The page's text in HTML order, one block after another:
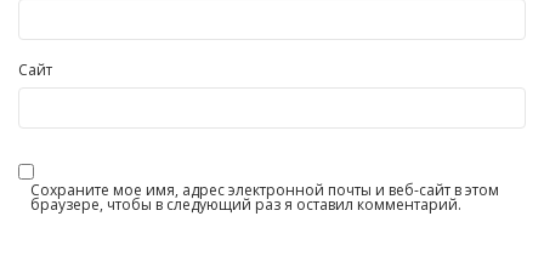
Сайт
Сохраните мое имя, адрес электронной почты и веб-сайт в этом
браузере, чтобы в следующий раз я оставил комментарий.